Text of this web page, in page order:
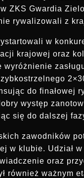
ZKS Gwardia
rywalizowali z
w
krajowej oraz
do finałowej
występ
się do dalszej
zawodników
w klubie. Udział
oraz
również ważnym